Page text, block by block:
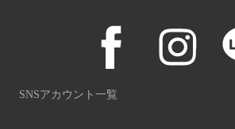
SNSアカウント一覧